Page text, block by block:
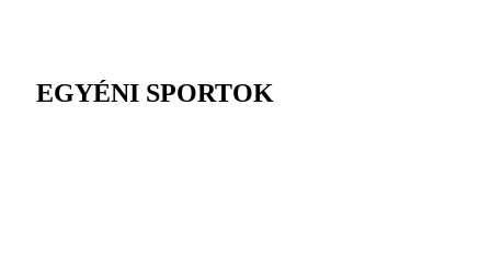
EGYÉNI SPORTOK